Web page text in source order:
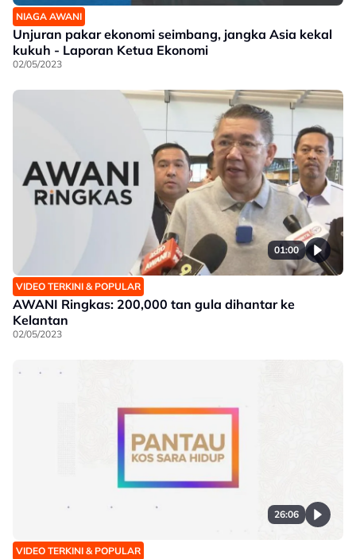
NIAGA AWANI
Unjuran pakar ekonomi seimbang, jangka Asia kekal
kukuh - Laporan Ketua Ekonomi
02/05/2023
01:00
VIDEO TERKINI & POPULAR
AWANI Ringkas: 200,000 tan gula dihantar ke
Kelantan
02/05/2023
26:06
VIDEO TERKINI & POPULAR